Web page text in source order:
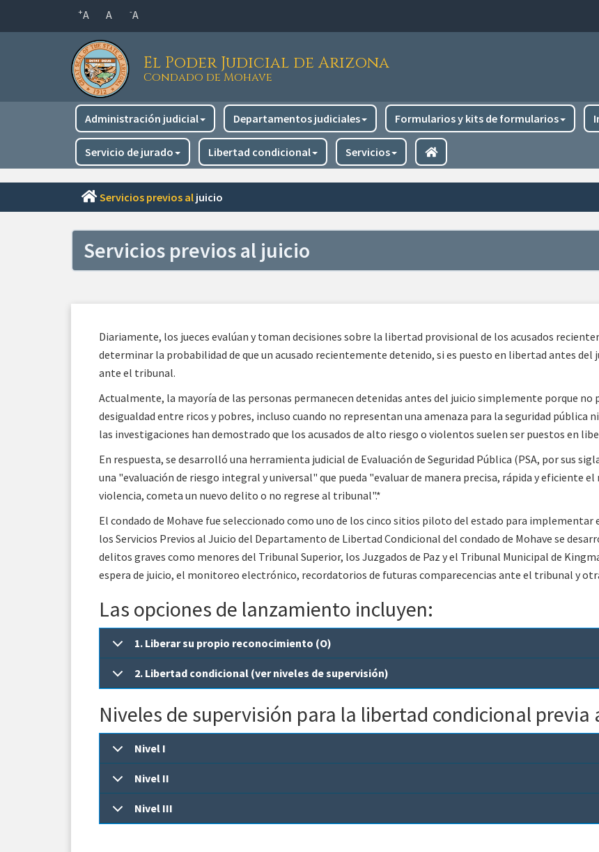
-A
A
+A
El Poder Judicial de Arizona
Condado de Mohave
Navegación
principal
Administración judicial Departamentos judiciales Formularios y kits de formularios
Servicio de jurado Libertad condicional Servicios
Servicios previos al juicio
Servicios previos al juicio
Diariamente, los jueces evalúan y toman decisiones sobre la libertad provisional de los acusados
determinar la probabilidad de que un acusado recientemente detenido, si es puesto en libertad antes
ante el tribunal.
Actualmente, la mayoría de las personas permanecen detenidas antes del juicio simplemente porque no
desigualdad entre ricos y pobres, incluso cuando no representan una amenaza para la seguridad pública
las investigaciones han demostrado que los acusados ​​de alto riesgo o violentos suelen ser puestos en
En respuesta, se desarrolló una herramienta judicial de Evaluación de Seguridad Pública (PSA, por sus
una "evaluación de riesgo integral y universal" que pueda "evaluar de manera precisa, rápida y eficiente el
violencia, cometa un nuevo delito o no regrese al tribunal".*
El condado de Mohave fue seleccionado como uno de los cinco sitios piloto del estado para
los Servicios Previos al Juicio del Departamento de Libertad Condicional del condado de Mohave se
delitos graves como menores del Tribunal Superior, los Juzgados de Paz y el Tribunal Municipal de
espera de juicio, el monitoreo electrónico, recordatorios de futuras comparecencias ante el tribunal y
Las opciones de lanzamiento incluyen:
1. Liberar su propio reconocimiento (O)
2. Libertad condicional (ver niveles de supervisión)
Niveles de supervisión para la libertad condicional previa
Nivel I
Nivel II
Nivel III